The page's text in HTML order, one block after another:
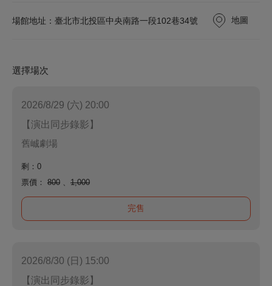
場館地址：臺北市北投區中央南路一段102巷34號 地圖
選擇場次
2026/8/29 (六) 20:00
【演出同步錄影】
舊峸劇場
剩：0
票價：
800 、 1,000
完售
2026/8/30 (日) 15:00
【演出同步錄影】